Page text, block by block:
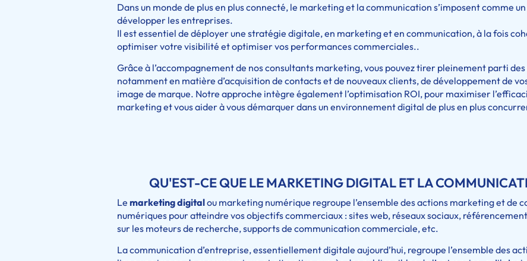
Dans un monde de plus en plus connecté, le marketing et la communication s’imposent comme
développer les entreprises.
Il est essentiel de déployer une stratégie digitale, en marketing et en communication, à la fois
optimiser votre visibilité et optimiser vos performances commerciales..
Grâce à l’accompagnement de nos consultants marketing, vous pouvez tirer pleinement parti
notamment en matière d’acquisition de contacts et de nouveaux clients, de développement de
image de marque. Notre approche intègre également l’optimisation ROI, pour maximiser
marketing et vous aider à vous démarquer dans un environnement digital de plus en plus
QU'EST-CE QUE LE MARKETING DIGITAL ET LA
Le marketing digitalou marketing numérique regroupe l’ensemble des actions marketing et de
numériques pour atteindre vos objectifs commerciaux : sites web, réseaux sociaux,
sur les moteurs de recherche, supports de communication commerciale, etc.
La communication d’entreprise, essentiellement digitale aujourd’hui, regroupe l’ensemble des